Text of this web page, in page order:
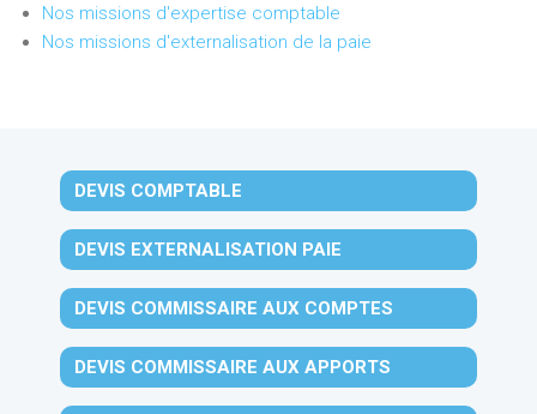
Nos missions d'expertise comptable
Nos missions d'externalisation de la paie
DEVIS COMPTABLE
DEVIS EXTERNALISATION PAIE
DEVIS COMMISSAIRE AUX COMPTES
DEVIS COMMISSAIRE AUX APPORTS